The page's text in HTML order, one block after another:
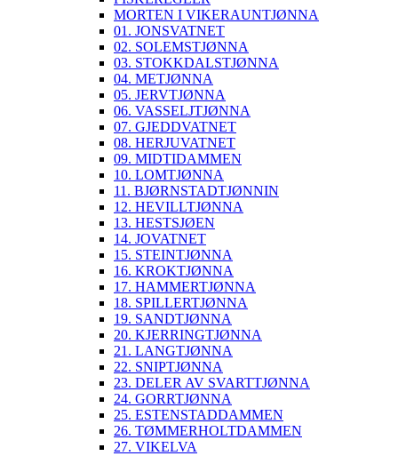
MORTEN I VIKERAUNTJØNNA
01. JONSVATNET
02. SOLEMSTJØNNA
03. STOKKDALSTJØNNA
04. METJØNNA
05. JERVTJØNNA
06. VASSELJTJØNNA
07. GJEDDVATNET
08. HERJUVATNET
09. MIDTIDAMMEN
10. LOMTJØNNA
11. BJØRNSTADTJØNNIN
12. HEVILLTJØNNA
13. HESTSJØEN
14. JOVATNET
15. STEINTJØNNA
16. KROKTJØNNA
17. HAMMERTJØNNA
18. SPILLERTJØNNA
19. SANDTJØNNA
20. KJERRINGTJØNNA
21. LANGTJØNNA
22. SNIPTJØNNA
23. DELER AV SVARTTJØNNA
24. GORRTJØNNA
25. ESTENSTADDAMMEN
26. TØMMERHOLTDAMMEN
27. VIKELVA